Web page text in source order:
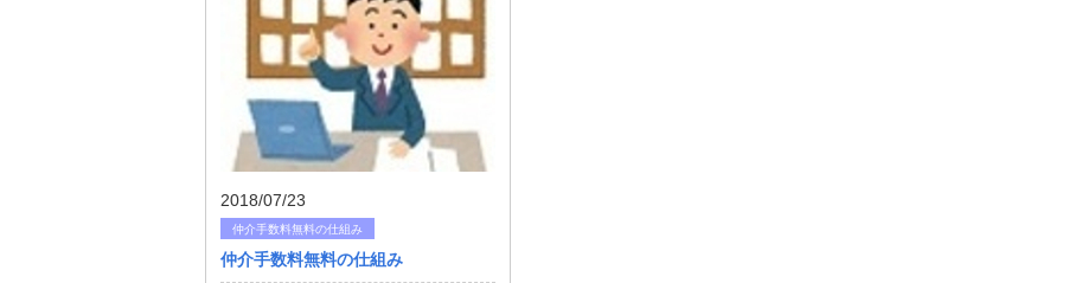
2018/07/23
仲介手数料無料の仕組み
仲介手数料無料の仕組み